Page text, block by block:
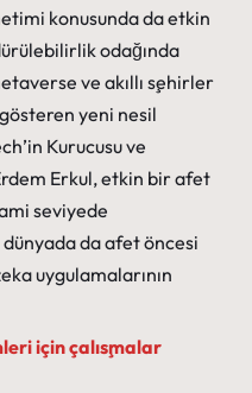
konusunda da etkin
odağında
ve akıllı şehirler
yeni nesil
Kurucusu ve
Erkul, etkin bir afet
seviyede
da afet öncesi
uygulamalarının
için çalışmalar